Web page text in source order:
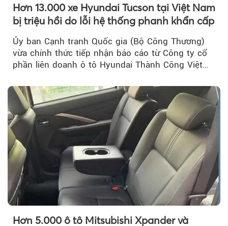
Hơn 13.000 xe Hyundai Tucson tại Việt Nam
bị triệu hồi do lỗi hệ thống phanh khẩn cấp
Ủy ban Cạnh tranh Quốc gia (Bộ Công Thương)
vừa chính thức tiếp nhận báo cáo từ Công ty cổ
phần liên doanh ô tô Hyundai Thành Công Việt
Hơn 5.000 ô tô Mitsubishi Xpander và